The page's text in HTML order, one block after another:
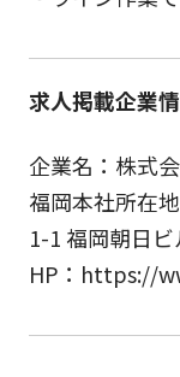
求人掲載企業
企業名：株式
福岡本社所在
1-1 福岡朝日ビ
HP：https://